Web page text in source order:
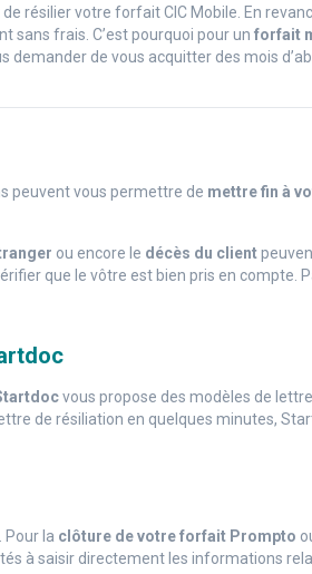
de résilier votre forfait CIC Mobile. En
sans frais. C’est pourquoi pour un forfait
demander de vous acquitter des mois
peuvent vous permettre de mettre fin à
ou encore le décès du client
que le vôtre est bien pris en compte.
vous propose des modèles de
de résiliation en quelques minutes,
la clôture de votre forfait Prompto
à saisir directement les informations